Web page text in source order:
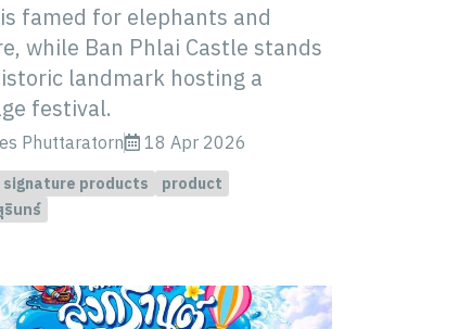
famed for elephants and
while Ban Phlai Castle stands
landmark hosting a
festival.
Phuttaratorn 18 Apr 2026
signature products
product
รินทร์